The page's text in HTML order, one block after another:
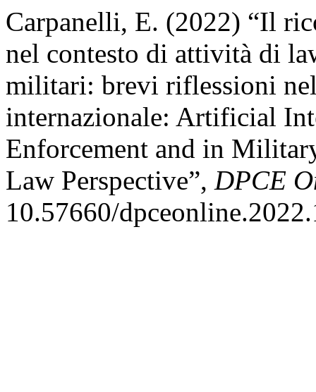
Carpanelli, E. (2022) “Il
nel contesto di attività di
militari: brevi riflessioni
internazionale: Artificial
Enforcement and in
Law Perspective”, DPCE
10.57660/